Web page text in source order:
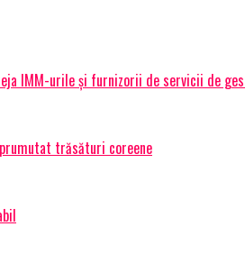
IMM-urile și furnizorii de servicii de
trăsături coreene